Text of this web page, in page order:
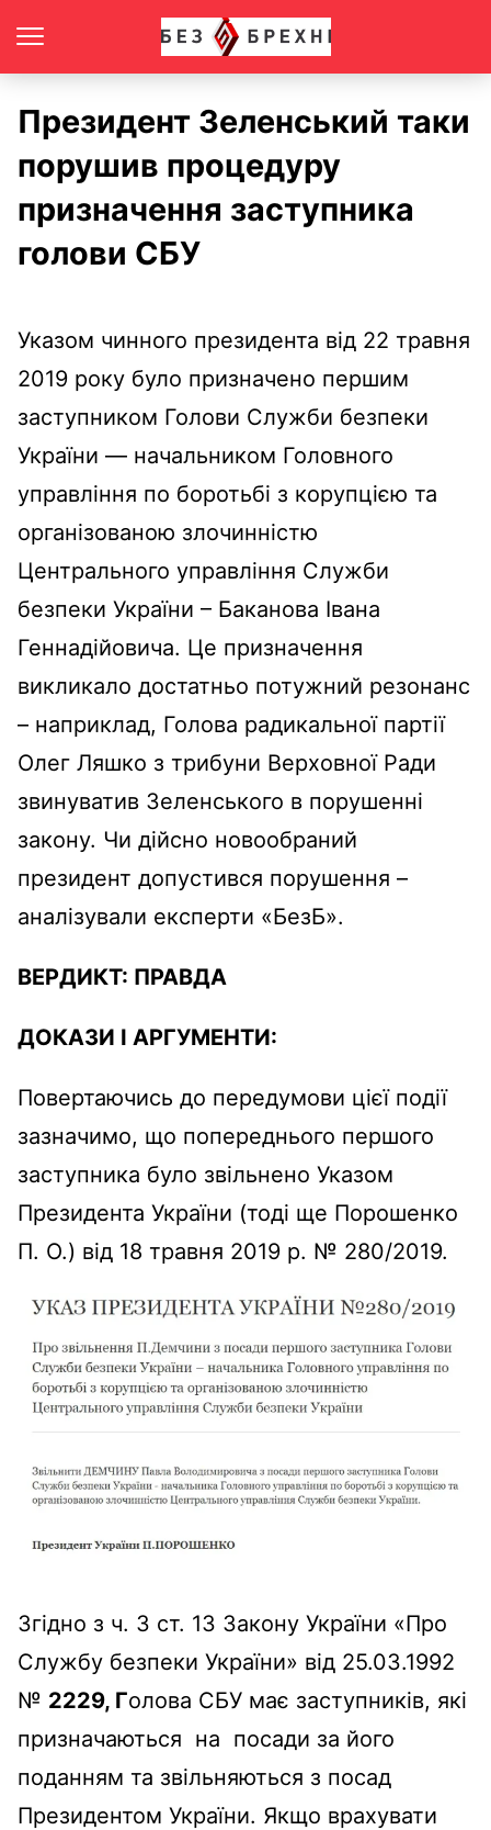
Президент Зеленський таки
порушив процедуру
призначення заступника
голови СБУ
Указом чинного президента від 22 травня
2019 року було призначено першим
заступником Голови Служби безпеки
України — начальником Головного
управління по боротьбі з корупцією та
організованою злочинністю
Центрального управління Служби
безпеки України – Баканова Івана
Геннадійовича. Це призначення
викликало достатньо потужний резонанс
– наприклад, Голова радикальної партії
Олег Ляшко з трибуни Верховної Ради
звинуватив Зеленського в порушенні
закону. Чи дійсно новообраний
президент допустився порушення –
аналізували експерти «БезБ».
ВЕРДИКТ: ПРАВДА
ДОКАЗИ І АРГУМЕНТИ:
Повертаючись до передумови цієї події
зазначимо, що попереднього першого
заступника було звільнено Указом
Президента України (тоді ще Порошенко
П. О.) від 18 травня 2019 р. № 280/2019.
Згідно з ч. 3 ст. 13 Закону України «Про
Службу безпеки України» від 25.03.1992
№ 2229, Голова СБУ має заступників, які
призначаються на посади за його
поданням та звільняються з посад
Президентом України. Якщо врахувати